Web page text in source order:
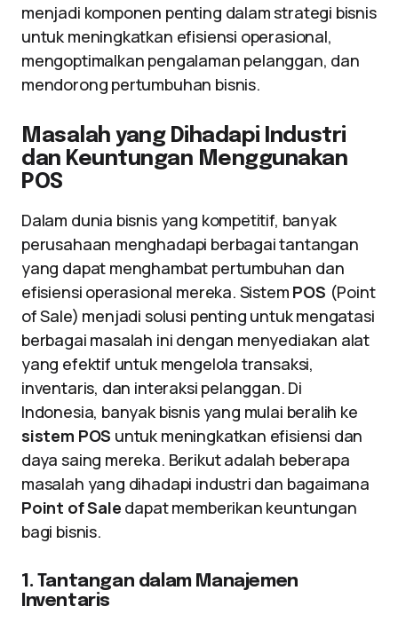
menjadi komponen penting dalam strategi bisnis
untuk meningkatkan efisiensi operasional,
mengoptimalkan pengalaman pelanggan, dan
mendorong pertumbuhan bisnis.
Masalah yang Dihadapi Industri
dan Keuntungan Menggunakan
POS
Dalam dunia bisnis yang kompetitif, banyak
perusahaan menghadapi berbagai tantangan
yang dapat menghambat pertumbuhan dan
efisiensi operasional mereka. Sistem POS (Point
of Sale) menjadi solusi penting untuk mengatasi
berbagai masalah ini dengan menyediakan alat
yang efektif untuk mengelola transaksi,
inventaris, dan interaksi pelanggan. Di
Indonesia, banyak bisnis yang mulai beralih ke
sistem POS untuk meningkatkan efisiensi dan
daya saing mereka. Berikut adalah beberapa
masalah yang dihadapi industri dan bagaimana
Point of Sale dapat memberikan keuntungan
bagi bisnis.
1. Tantangan dalam Manajemen
Inventaris